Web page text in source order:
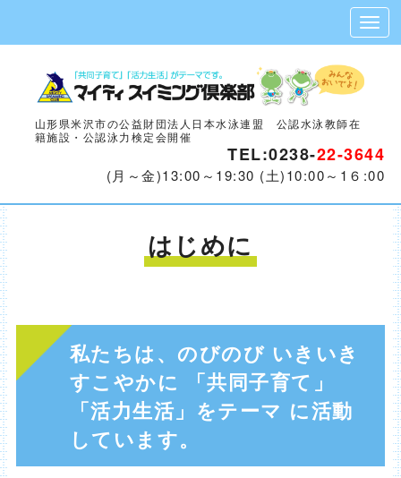
山形県米沢市の公益財団法人日本水泳連盟 公認水泳教師在
籍施設・公認泳力検定会開催
TEL:0238-22-3644
(月～金)13:00～19:30 (土)10:00～1６:00
はじめに
私たちは、のびのび いきいき
すこやかに 「共同子育て」
「活力生活」をテーマ に活動
しています。